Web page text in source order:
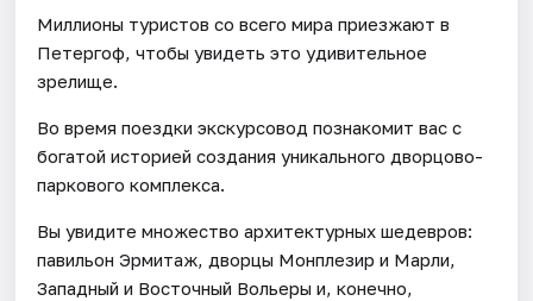
Миллионы туристов со всего мира приезжают в
Петергоф, чтобы увидеть это удивительное
зрелище.
Во время поездки экскурсовод познакомит вас с
богатой историей создания уникального дворцово-
паркового комплекса.
Вы увидите множество архитектурных шедевров:
павильон Эрмитаж, дворцы Монплезир и Марли,
Западный и Восточный Вольеры и, конечно,